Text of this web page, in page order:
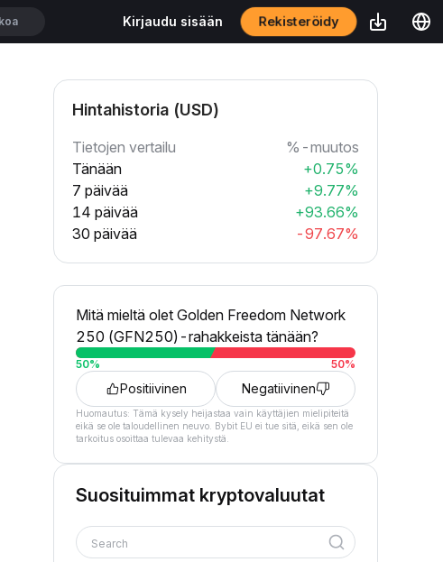
Kirjaudu sisään Rekisteröidy
Hintahistoria (USD)
Tietojen vertailu
%-muutos
Tänään
+0.75%
7 päivää
+9.77%
14 päivää
+93.66%
30 päivää
-97.67%
Mitä mieltä olet Golden Freedom Network
250 (GFN250)-rahakkeista tänään?
50% 50%
Positiivinen Negatiivinen
Huomautus: Tämä kysely heijastaa vain käyttäjien mielipiteitä
eikä se ole taloudellinen neuvo. Bybit EU ei tue sitä, eikä sen ole
tarkoitus osoittaa tulevaa kehitystä.
Suosituimmat kryptovaluutat
Search